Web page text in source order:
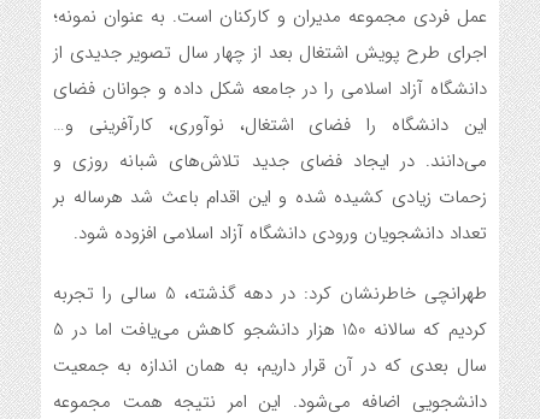
عمل فردی مجموعه مدیران و کارکنان است. به عنوان نمونه؛
اجرای طرح پویش اشتغال بعد از چهار سال تصویر جدیدی از
دانشگاه آزاد اسلامی را در جامعه شکل داده و جوانان فضای
این دانشگاه را فضای اشتغال، نوآوری، کارآفرینی و…
می‌دانند. در ایجاد فضای جدید تلاش‌های شبانه روزی و
زحمات زیادی کشیده شده و این اقدام باعث شد هرساله بر
تعداد دانشجویان ورودی دانشگاه آزاد اسلامی افزوده شود.
طهرانچی خاطرنشان کرد: در دهه گذشته، 5 سالی را تجربه
کردیم که سالانه 150 هزار دانشجو کاهش می‌یافت اما در 5
سال بعدی که در آن قرار داریم، به همان اندازه به جمعیت
دانشجویی اضافه می‌شود. این امر نتیجه همت مجموعه